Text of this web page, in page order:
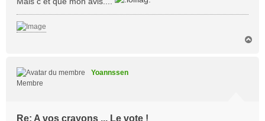
Yoannssen
Membre
Re: A vos crayons ... Le vote !